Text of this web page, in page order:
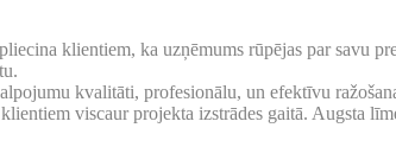
klientiem, ka uzņēmums rūpējas par savu
kvalitāti, profesionālu, un efektīvu
viscaur projekta izstrādes gaitā. Augsta